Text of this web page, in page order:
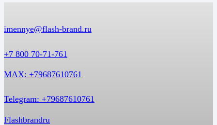
imennye@flash-brand.ru
+7 800 70-71-761
MAX: +79687610761
Telegram: +79687610761
Flashbrandru